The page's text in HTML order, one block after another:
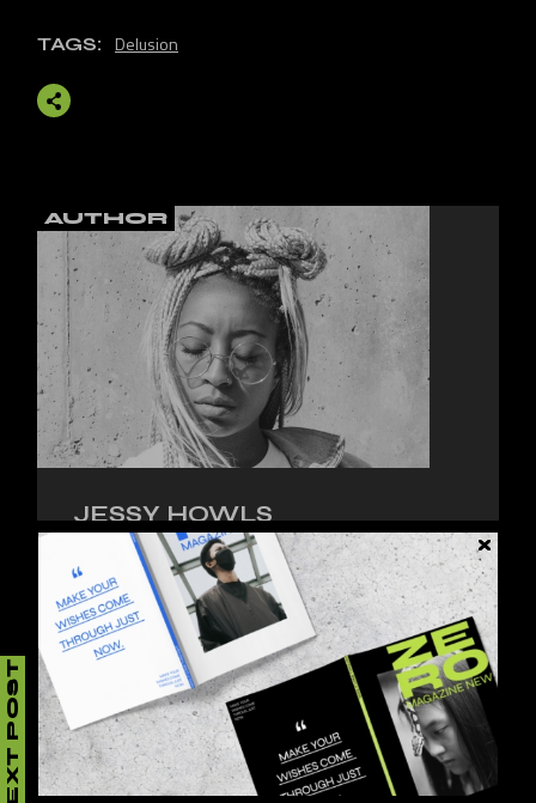
TAGS: Delusion
AUTHOR
JESSY HOWLS
Lorem ipsum dolor sit amet, consectetur
adipiscing elit, sed do eiusmod tempor inci.
NEXT POST LEAVE A REPLY